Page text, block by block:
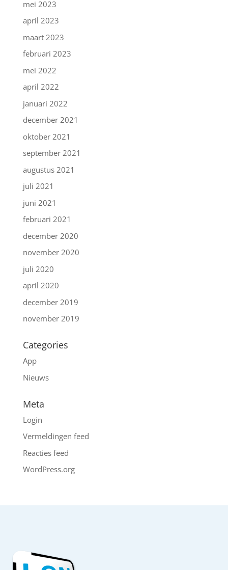
mei 2023
april 2023
maart 2023
februari 2023
mei 2022
april 2022
januari 2022
december 2021
oktober 2021
september 2021
augustus 2021
juli 2021
juni 2021
februari 2021
december 2020
november 2020
juli 2020
april 2020
december 2019
november 2019
Categories
App
Nieuws
Meta
Login
Vermeldingen feed
Reacties feed
WordPress.org